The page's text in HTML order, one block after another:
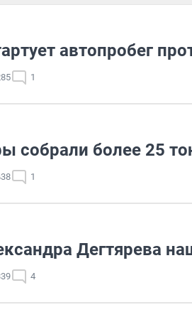
автопробег
1
собрали более 25
1
Дегтярева
4